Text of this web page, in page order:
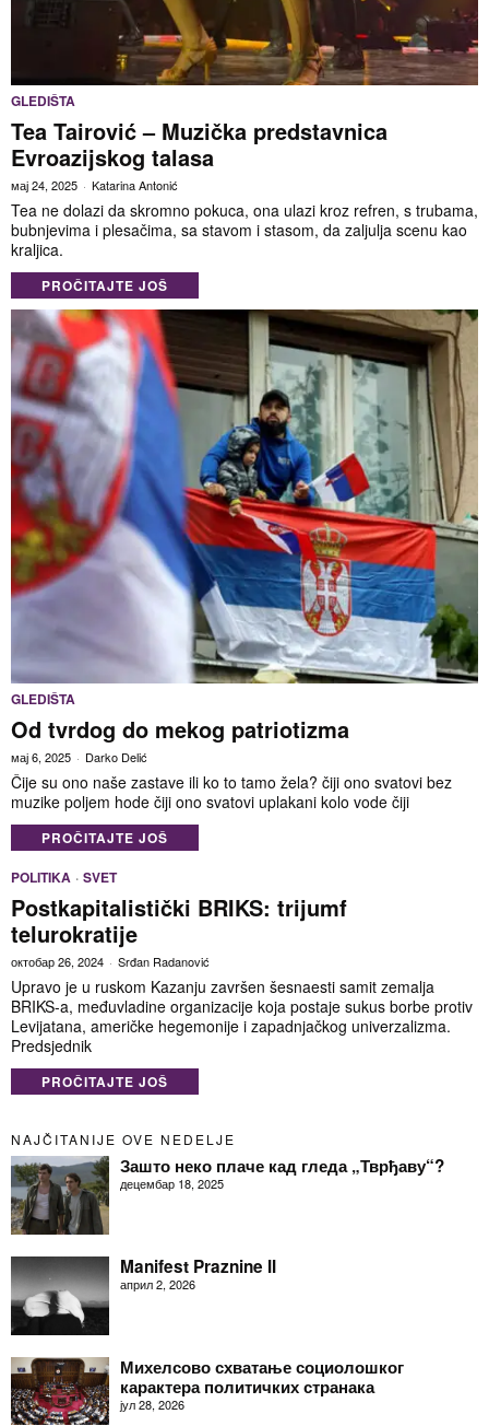
GLEDIŠTA
Tea Tairović – Muzička predstavnica
Evroazijskog talasa
мај 24, 2025 Katarina Antonić
Tea ne dolazi da skromno pokuca, ona ulazi kroz refren, s trubama,
bubnjevima i plesačima, sa stavom i stasom, da zaljulja scenu kao
kraljica.
PROČITAJTE JOŠ
GLEDIŠTA
Od tvrdog do mekog patriotizma
мај 6, 2025 Darko Delić
Čije su ono naše zastave ili ko to tamo žela? čiji ono svatovi bez
muzike poljem hode čiji ono svatovi uplakani kolo vode čiji
PROČITAJTE JOŠ
POLITIKA · SVET
Postkapitalistički BRIKS: trijumf
telurokratije
октобар 26, 2024 Srđan Radanović
Upravo je u ruskom Kazanju završen šesnaesti samit zemalja
BRIKS-a, međuvladine organizacije koja postaje sukus borbe protiv
Levijatana, američke hegemonije i zapadnjačkog univerzalizma.
Predsjednik
PROČITAJTE JOŠ
NAJČITANIJE OVE NEDELJE
Зашто неко плаче кад гледа „Тврђаву“?
децембар 18, 2025
Manifest Praznine II
април 2, 2026
Михелсово схватање социолошког
карактера политичких странака
јул 28, 2026